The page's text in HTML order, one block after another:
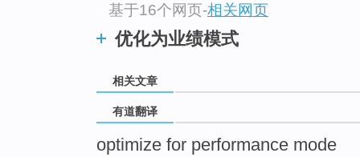
基于16个网页-相关网页
优化为业绩模式
相关文章
有道翻译
optimize for performance mode